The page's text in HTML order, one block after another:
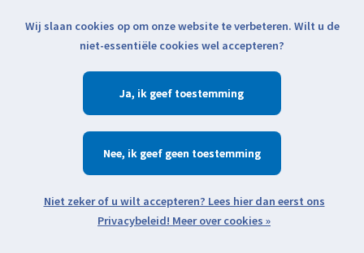
Klik voor actuele verzendinformatie...
Verlanglijst
Zoeken
Open webshop menu
Wij slaan cookies op om onze website te verbeteren. Wilt u de
niet-essentiële cookies wel accepteren?
Ja
Nee
Meer over cookies »